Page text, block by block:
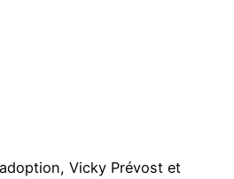
Vicky Prévost et